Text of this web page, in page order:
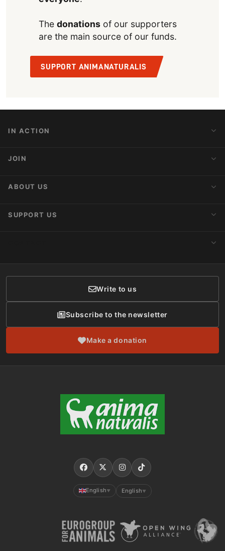
The donationsof our supporters
are the main source of our funds.
SUPPORT ANIMANATURALIS
IN ACTION
Action Alerts
JOIN
Activist Network
ABOUT US
About AnimaNaturalis
SUPPORT US
Donor Care
Write to us
Subscribe to the newsletter
Make a donation
English ▼ English ▼